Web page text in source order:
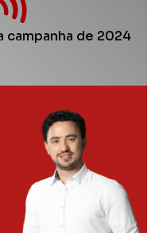
campanha de 2024